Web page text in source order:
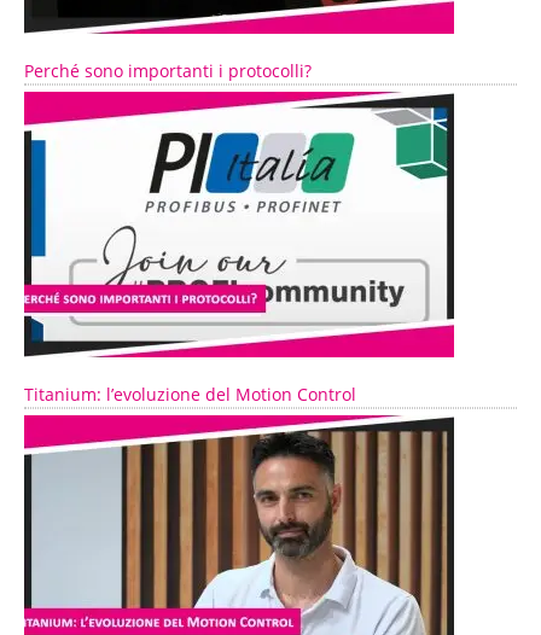
Perché sono importanti i protocolli?
Titanium: l’evoluzione del Motion Control